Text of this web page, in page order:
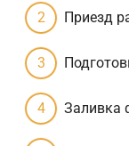
Приезд
Заливка